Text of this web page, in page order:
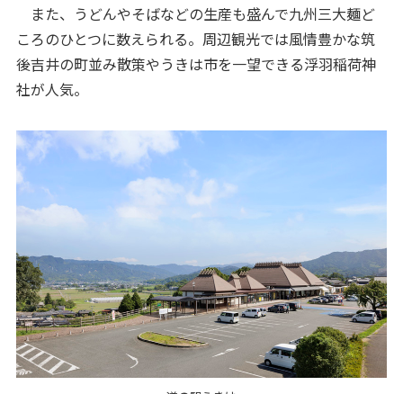
また、うどんやそばなどの生産も盛んで九州三大麺ど
ころのひとつに数えられる。周辺観光では風情豊かな筑
後吉井の町並み散策やうきは市を一望できる浮羽稲荷神
社が人気。